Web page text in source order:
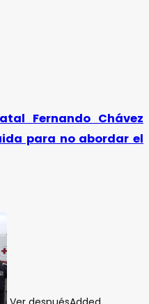
Fernando Chávez
para no abordar el